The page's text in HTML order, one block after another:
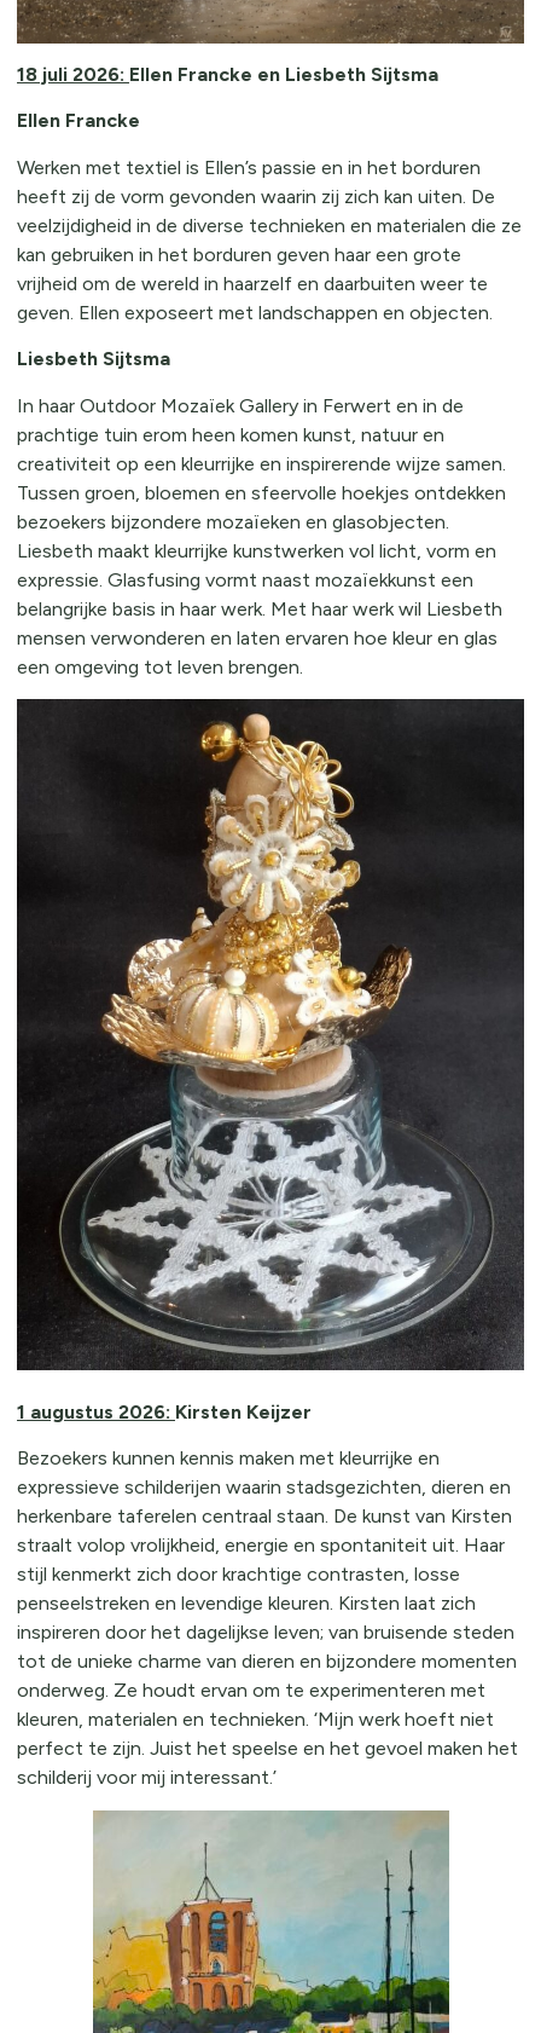
18 juli 2026: Ellen Francke en Liesbeth Sijtsma
Ellen Francke
Werken met textiel is Ellen’s passie en in het borduren
heeft zij de vorm gevonden waarin zij zich kan uiten. De
veelzijdigheid in de diverse technieken en materialen die ze
kan gebruiken in het borduren geven haar een grote
vrijheid om de wereld in haarzelf en daarbuiten weer te
geven. Ellen exposeert met landschappen en objecten.
Liesbeth Sijtsma
In haar Outdoor Mozaïek Gallery in Ferwert en in de
prachtige tuin erom heen komen kunst, natuur en
creativiteit op een kleurrijke en inspirerende wijze samen.
Tussen groen, bloemen en sfeervolle hoekjes ontdekken
bezoekers bijzondere mozaïeken en glasobjecten.
Liesbeth maakt kleurrijke kunstwerken vol licht, vorm en
expressie. Glasfusing vormt naast mozaïekkunst een
belangrijke basis in haar werk. Met haar werk wil Liesbeth
mensen verwonderen en laten ervaren hoe kleur en glas
een omgeving tot leven brengen.
1 augustus 2026: Kirsten Keijzer
Bezoekers kunnen kennis maken met kleurrijke en
expressieve schilderijen waarin stadsgezichten, dieren en
herkenbare taferelen centraal staan. De kunst van Kirsten
straalt volop vrolijkheid, energie en spontaniteit uit. Haar
stijl kenmerkt zich door krachtige contrasten, losse
penseelstreken en levendige kleuren. Kirsten laat zich
inspireren door het dagelijkse leven; van bruisende steden
tot de unieke charme van dieren en bijzondere momenten
onderweg. Ze houdt ervan om te experimenteren met
kleuren, materialen en technieken. ‘Mijn werk hoeft niet
perfect te zijn. Juist het speelse en het gevoel maken het
schilderij voor mij interessant.’